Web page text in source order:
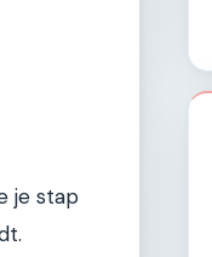
je stap